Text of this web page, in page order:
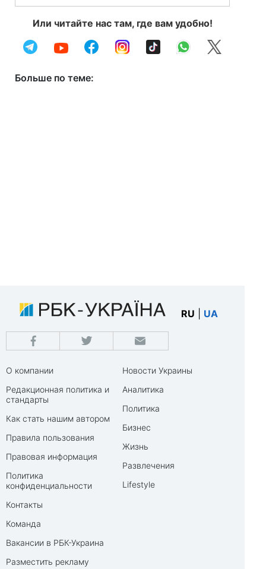
Или читайте нас там, где вам удобно!
Больше по теме:
RU UA
О компании
Редакционная политика и
стандарты
Как стать нашим автором
Правила пользования
Правовая информация
Политика
конфиденциальности
Контакты
Команда
Вакансии в РБК-Украина
Разместить рекламу
Новости Украины
Аналитика
Политика
Бизнес
Жизнь
Развлечения
Lifestyle